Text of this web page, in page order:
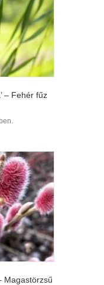
– Fehér fűz
Magastörzsű